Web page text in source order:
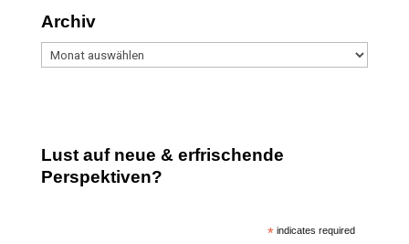
Archiv
Archiv
Lust auf neue & erfrischende
Perspektiven?
* indicates required